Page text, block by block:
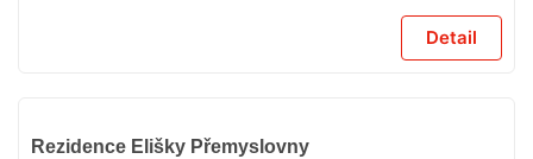
Detail
Rezidence Elišky Přemyslovny